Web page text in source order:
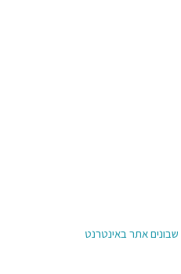
אתר באינטרנט